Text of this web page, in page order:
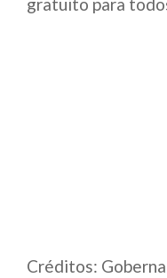
gratuito para
Créditos: